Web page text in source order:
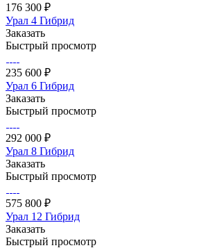
176 300 ₽
Урал 4 Гибрид
Заказать
Быстрый просмотр
235 600 ₽
Урал 6 Гибрид
Заказать
Быстрый просмотр
292 000 ₽
Урал 8 Гибрид
Заказать
Быстрый просмотр
575 800 ₽
Урал 12 Гибрид
Заказать
Быстрый просмотр